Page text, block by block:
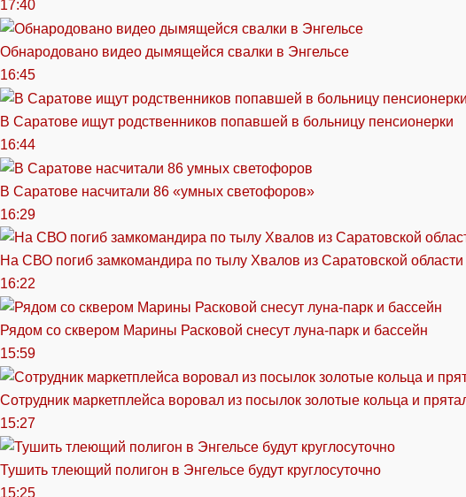
17:40
Обнародовано видео дымящейся свалки в Энгельсе
16:45
В Саратове ищут родственников попавшей в больницу пенсионерки
16:44
В Саратове насчитали 86 «умных светофоров»
16:29
На СВО погиб замкомандира по тылу Хвалов из Саратовской области
16:22
Рядом со сквером Марины Расковой снесут луна-парк и бассейн
15:59
Сотрудник маркетплейса воровал из посылок золотые кольца и
15:27
Тушить тлеющий полигон в Энгельсе будут круглосуточно
15:25